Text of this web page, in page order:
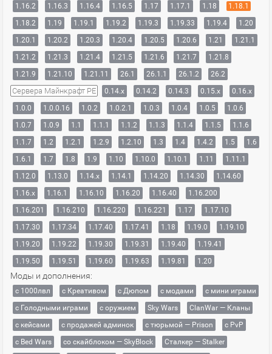
1.16.2
1.16.3 1.16.4 1.16.5 1.17 1.17.1 1.18
1.18.1
1.18.2
1.19 1.19.1 1.19.2 1.19.3 1.19.33 1.19.4
1.20
1.20.1
1.20.2 1.20.3 1.20.4 1.20.5 1.20.6 1.21
1.21.1
1.21.2
1.21.3 1.21.4 1.21.5 1.21.6 1.21.7
1.21.8
1.21.9
1.21.10 1.21.11 26.1 26.1.1 26.1.2 26.2
Сервера Майнкрафт PE 0.14.x 0.14.2 0.14.3 0.15.x
0.16.x
1.0.0
1.0.0.16 1.0.2 1.0.2.1 1.0.3 1.0.4 1.0.5
1.0.6
1.0.7
1.0.9 1.1 1.1.1 1.1.2 1.1.3 1.1.4 1.1.5
1.1.6
1.1.7
1.2 1.2.1 1.2.9 1.2.10 1.3 1.4 1.4.2 1.5
1.6
1.6.1
1.7 1.8 1.9 1.10 1.10.0 1.10.1 1.11
1.11.1
1.12.0
1.13.0 1.14.x 1.14.1 1.14.20 1.14.30
1.14.60
1.16.x
1.16.1 1.16.10 1.16.20 1.16.40
1.16.200
1.16.201
1.16.210 1.16.220 1.16.221 1.17
1.17.10
1.17.30
1.17.34 1.17.40 1.17.41 1.18 1.19.0
1.19.10
1.19.20
1.19.22 1.19.30 1.19.31 1.19.40
1.19.41
1.19.50
1.19.51 1.19.60 1.19.63 1.19.81 1.20
Моды и дополнения:
с 1000лвл c Креативом с Дюпом с модами
с мини играми
с Голодными играми
с оружием Sky Wars
ClanWar — Кланы
с кейсами
с продажей админок с тюрьмой — Prison
с PvP
с Bed Wars
со скайблоком — SkyBlock
Сталкер — Stalker